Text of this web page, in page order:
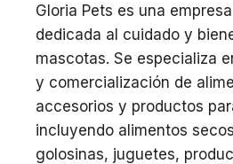
Gloria Pets es una
dedicada al cuidado y
mascotas. Se especializa
y comercialización de
accesorios y productos
incluyendo alimentos
golosinas, juguetes,